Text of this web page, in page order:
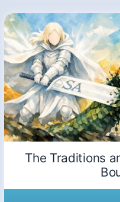
The Traditions